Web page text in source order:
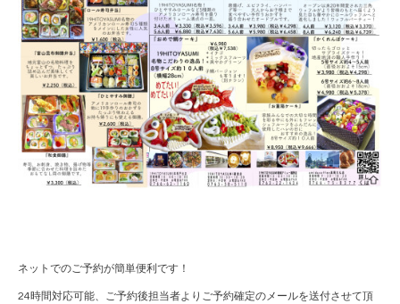
ネットでのご予約が簡単便利です！
24時間対応可能、ご予約後担当者よりご予約確定のメールを送付させて頂